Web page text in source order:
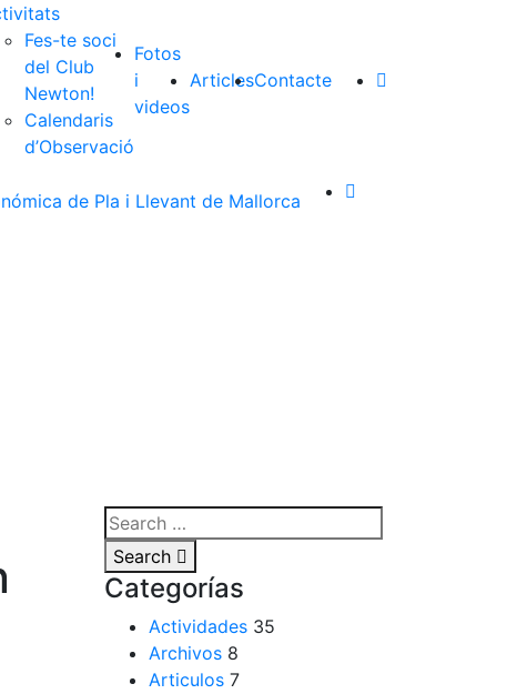
Fes-te soci
del Club
Newton!
Calendaris
d’Observació
Fotos
i
videos
ArticlesContacte
Search
Categorías
Actividades 35
Archivos 8
Articulos 7